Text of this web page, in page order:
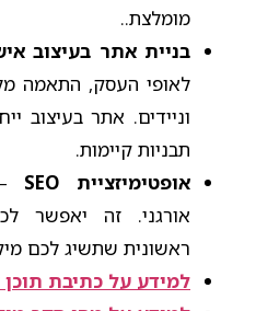
מומלצת..​
בניית אתר בעיצוב
לאופי העסק, התאמה
וניידים. אתר בעיצוב
תבניות קיימות.​
אופטימיזציית SEO
אורגני. זה יאפשר
ראשונית שתשיג לכם
למידע על כתיבת